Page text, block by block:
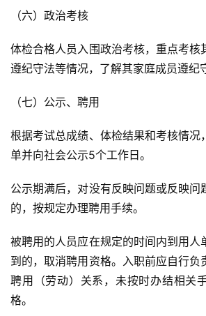
（六）政治考核
体检合格人员入围政治考核，重点考核
遵纪守法等情况，了解其家庭成员遵纪
（七）公示、聘用
根据考试总成绩、体检结果和考核情况
单并向社会公示5个工作日。
公示期满后，对没有反映问题或反映问
的，按规定办理聘用手续。
被聘用的人员应在规定的时间内到用人
到的，取消聘用资格。入职前应自行负
聘用（劳动）关系，未按时办结相关
格。